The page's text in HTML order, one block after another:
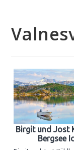
Birgit und Jost
Bergsee